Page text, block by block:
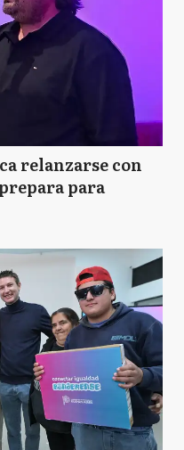
relanzarse con
para